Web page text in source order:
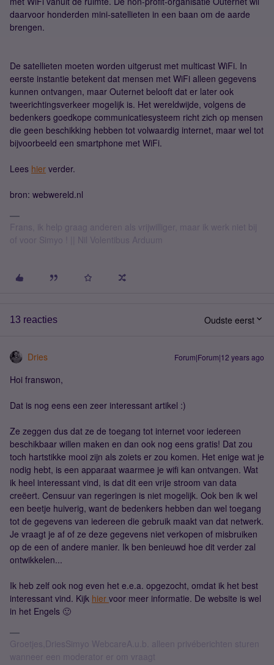
daarvoor honderden mini-satellieten in een baan om de aarde
brengen.
De satellieten moeten worden uitgerust met multicast WiFi. In
eerste instantie betekent dat mensen met WiFi alleen gegevens
kunnen ontvangen, maar Outernet belooft dat er later ook
tweerichtingsverkeer mogelijk is. Het wereldwijde, volgens de
bedenkers goedkope communicatiesysteem richt zich op mensen
die geen beschikking hebben tot volwaardig internet, maar wel tot
bijvoorbeeld een smartphone met WiFi.
Lees hier verder.
bron: webwereld.nl
Frans, ik help graag anderen als vrijwilliger, maar ik werk niet bij
of voor Simyo ! || Nil Volentibus Arduum
13 reacties Oudste eerst
Dries Forum|Forum|12 years ago
Hoi franswon,
Dat is nog eens een zeer interessant artikel :)
Ze zeggen dus dat ze de toegang tot internet voor iedereen
beschikbaar willen maken en dan ook nog eens gratis! Dat zou
toch hartstikke mooi zijn als zoiets er zou komen. Het enige wat je
nodig hebt, is een apparaat waarmee je wifi kan ontvangen. Wat
ik heel interessant vind, is dat dit een vrije stroom van data
creëert. Censuur van regeringen is niet mogelijk. Ook ben ik wel
een beetje huiverig, want de bedenkers hebben dan wel toegang
tot de gegevens van iedereen die gebruik maakt van dat netwerk.
Je vraagt je af of ze deze gegevens niet verkopen of misbruiken
op de een of andere manier. Ik ben benieuwd hoe dit verder zal
ontwikkelen...
Ik heb zelf ook nog even het e.e.a. opgezocht, omdat ik het best
interessant vind. Kijk hier voor meer informatie. De website is wel
in het Engels 🙂
Groetjes,DriesSimyo WebcareA.u.b. alleen privéberichten sturen
wanneer een moderator er om vraagt